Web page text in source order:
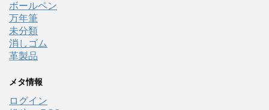
ボールペン
万年筆
未分類
消しゴム
革製品
メタ情報
ログイン